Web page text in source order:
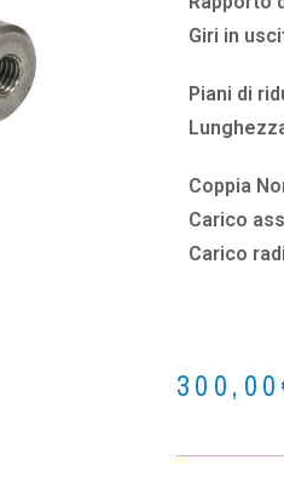
Giri in
Piani di
Coppia
Carico
Carico
300,00